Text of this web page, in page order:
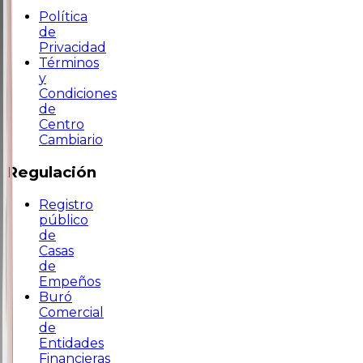
Política
de
Privacidad
Términos
y
Condiciones
de
Centro
Cambiario
Regulación
Registro
público
de
Casas
de
Empeños
Buró
Comercial
de
Entidades
Financieras